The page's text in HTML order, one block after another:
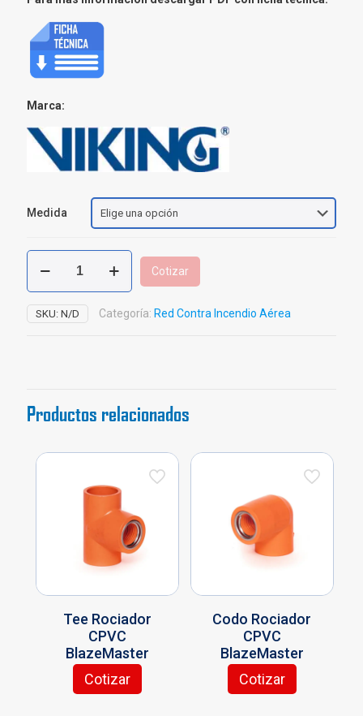
Marca:
Medida
Flanche
CPVC
BlazeMaster
cantidad
Cotizar
SKU: N/D Categoría: Red Contra Incendio Aérea
Productos relacionados
Tee Rociador
CPVC
BlazeMaster
Cotizar
Este
Codo Rociador
CPVC
BlazeMaster
Cotizar
Este